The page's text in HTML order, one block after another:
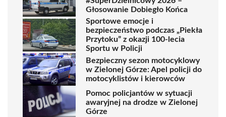
Głosowanie Dobiegło Końca
Sportowe emocje i
bezpieczeństwo podczas „Piekła
Przytoku” z okazji 100-lecia
Sportu w Policji
Bezpieczny sezon motocyklowy
w Zielonej Górze: Apel policji do
motocyklistów i kierowców
Pomoc policjantów w sytuacji
awaryjnej na drodze w Zielonej
Górze